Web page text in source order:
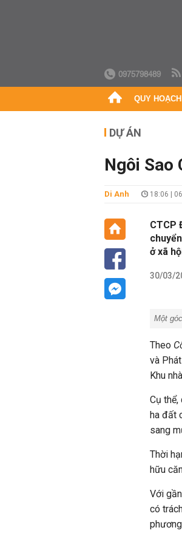
0975798489
QUY HOẠCH
DỰ ÁN
Ngôi Sao
Di Anh 18:06 |
CTCP
ở xã
30/03/
Một
Theo
và
Khu
Cụ
ha đất
sang
Thời
hữu
Với
có